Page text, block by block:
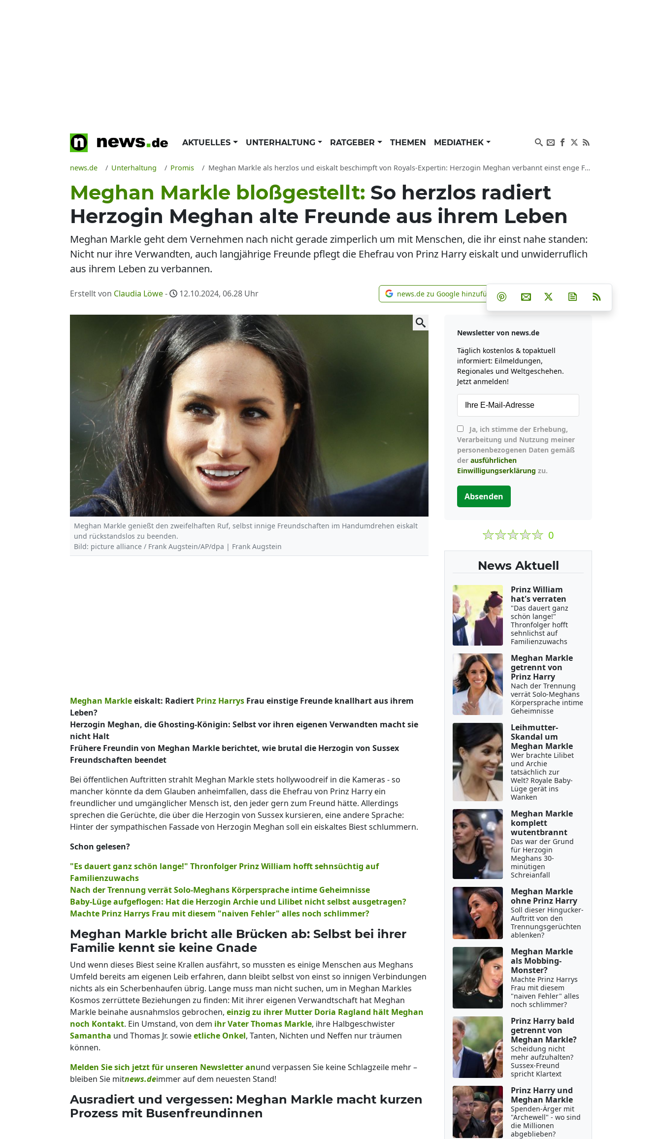
AKTUELLES UNTERHALTUNG RATGEBER THEMEN MEDIATHEK
news.de Unterhaltung Promis Meghan Markle als herzlos und eiskalt beschimpft von Royals-Expertin: Herzogin Meghan verbannt einst enge Freunde mit eisiger Funkstille
Meghan Markle bloßgestellt: So herzlos radiert
Herzogin Meghan alte Freunde aus ihrem Leben
Meghan Markle geht dem Vernehmen nach nicht gerade zimperlich um mit Menschen, die ihr einst nahe standen:
Nicht nur ihre Verwandten, auch langjährige Freunde pflegt die Ehefrau von Prinz Harry eiskalt und unwiderruflich
aus ihrem Leben zu verbannen.
Erstellt von Claudia Löwe- 12.10.2024, 06.28 Uhr news.de zu Google hinzufügen
news.de zu Google hinzufügen Teilen auf Facebook
Teilen auf Whatsapp
Teilen auf Telegram
Teilen auf Pinterest
Per E-Mail teilen
Post auf XNewsletter
Meghan Markle genießt den zweifelhaften Ruf, selbst innige Freundschaften im Handumdrehen eiskalt
und rückstandslos zu beenden.
Bild: picture alliance / Frank Augstein/AP/dpa | Frank Augstein
Meghan Markleeiskalt: Radiert Prinz Harrys Frau einstige Freunde knallhart aus ihrem
Leben?
Herzogin Meghan, die Ghosting-Königin: Selbst vor ihren eigenen Verwandten macht sie
nicht Halt
Frühere Freundin von Meghan Markle berichtet, wie brutal die Herzogin von Sussex
Freundschaften beendet
Bei öffentlichen Auftritten strahlt Meghan Markle stets hollywoodreif in die Kameras - so
mancher könnte da dem Glauben anheimfallen, dass die Ehefrau von Prinz Harry ein
freundlicher und umgänglicher Mensch ist, den jeder gern zum Freund hätte. Allerdings
sprechen die Gerüchte, die über die Herzogin von Sussex kursieren, eine andere Sprache:
Hinter der sympathischen Fassade von Herzogin Meghan soll ein eiskaltes Biest schlummern.
Schon gelesen?
"Es dauert ganz schön lange!" Thronfolger Prinz William hofft sehnsüchtig auf
Familienzuwachs
Nach der Trennung verrät Solo-Meghans Körpersprache intime Geheimnisse
Baby-Lüge aufgeflogen: Hat die Herzogin Archie und Lilibet nicht selbst ausgetragen?
Machte Prinz Harrys Frau mit diesem "naiven Fehler" alles noch schlimmer?
Meghan Markle bricht alle Brücken ab: Selbst bei ihrer
Familie kennt sie keine Gnade
Und wenn dieses Biest seine Krallen ausfährt, so mussten es einige Menschen aus Meghans
Umfeld bereits am eigenen Leib erfahren, dann bleibt selbst von einst so innigen Verbindungen
nichts als ein Scherbenhaufen übrig. Lange muss man nicht suchen, um in Meghan Markles
Kosmos zerrüttete Beziehungen zu finden: Mit ihrer eigenen Verwandtschaft hat Meghan
Markle beinahe ausnahmslos gebrochen, einzig zu ihrer Mutter Doria Ragland hält Meghan
noch Kontakt. Ein Umstand, von dem ihr Vater Thomas Markle, ihre Halbgeschwister
Samantha und Thomas Jr. sowieetliche Onkel, Tanten, Nichten und Neffen nur träumen
können.
Melden Sie sich jetzt für unseren Newsletter anund verpassen Sie keine Schlagzeile mehr –
bleiben Sie mitnews.deimmer auf dem neuesten Stand!
Ausradiert und vergessen: Meghan Markle macht kurzen
Prozess mit Busenfreundinnen
Newsletter von news.de
Täglich kostenlos & topaktuell
informiert: Eilmeldungen,
Regionales und Weltgeschehen.
Jetzt anmelden!
Verarbeitung und Nutzung meiner
personenbezogenen Daten gemäß
der ausführlichen
Einwilligungserklärung zu.
Absenden
0
News Aktuell
Prinz William
hat's verraten
"Das dauert ganz
schön lange!"
Thronfolger hofft
sehnlichst auf
Familienzuwachs
Meghan Markle
getrennt von
Prinz Harry
Nach der Trennung
verrät Solo-Meghans
Körpersprache intime
Geheimnisse
Leihmutter-
Skandal um
Meghan Markle
Wer brachte Lilibet
und Archie
tatsächlich zur
Welt? Royale Baby-
Lüge gerät ins
Wanken
Meghan Markle
komplett
wutentbrannt
Das war der Grund
für Herzogin
Meghans 30-
minütigen
Schreianfall
Meghan Markle
ohne Prinz Harry
Soll dieser Hingucker-
Auftritt von den
Trennungsgerüchten
ablenken?
Meghan Markle
als Mobbing-
Monster?
Machte Prinz Harrys
Frau mit diesem
"naiven Fehler" alles
noch schlimmer?
Prinz Harry bald
getrennt von
Meghan Markle?
Scheidung nicht
mehr aufzuhalten?
Sussex-Freund
spricht Klartext
Prinz Harry und
Meghan Markle
Spenden-Ärger mit
"Archewell" - wo sind
die Millionen
abgeblieben?